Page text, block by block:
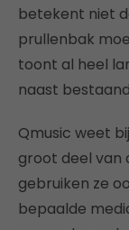
betekent niet
prullenbak
toont al heel
naast
Qmusic weet
groot deel van
gebruiken ze
bepaalde